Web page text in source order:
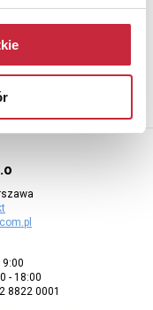
prosimy podać
- 18:00
8822 0001